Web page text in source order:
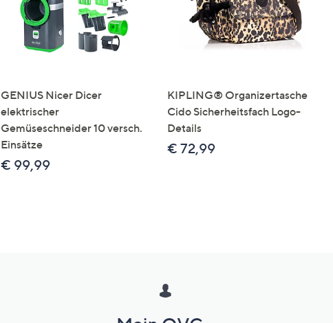
GENIUS Nicer Dicer
elektrischer
Gemüseschneider 10 versch.
Einsätze
€ 99,99
KIPLING® Organizertasche
Cido Sicherheitsfach Logo-
Details
€ 72,99